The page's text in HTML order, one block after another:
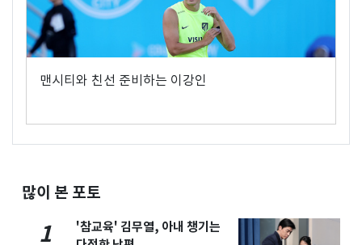
맨시티와 친선 준비하는 이강인
많이 본 포토
1
'참교육' 김무열, 아내 챙기는